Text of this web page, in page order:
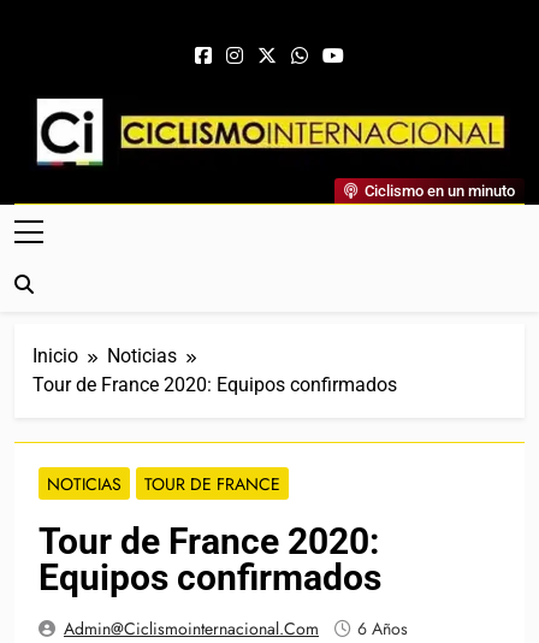
Ciclismo Internacional
Web Dedicada Al Ciclismo Mundial. Entrevistas, Análisis,
Crónicas, Previas Y Más. La Web Ciclista De Referencia.
Ciclismo en un minuto
Inicio
Noticias
Tour de France 2020: Equipos confirmados
NOTICIAS TOUR DE FRANCE
Tour de France 2020:
Equipos confirmados
Admin@ciclismointernacional.com
6 Años